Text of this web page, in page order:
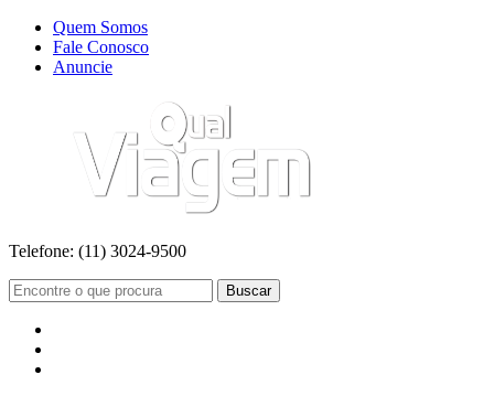
Quem Somos
Fale Conosco
Anuncie
Telefone: (11) 3024-9500
Buscar